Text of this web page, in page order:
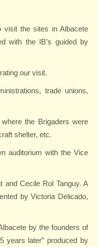
visit the sites in Albacete
with the IB’s guided by
our visit.
trade unions,
the Brigaders were
shelter, etc.
auditorium with the Vice
and Cecile Rol Tanguy. A
by Victoria Delicado,
by the founders of
years later” produced by